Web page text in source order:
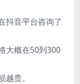
抖音平台咨询了
大概在50到300
贵。